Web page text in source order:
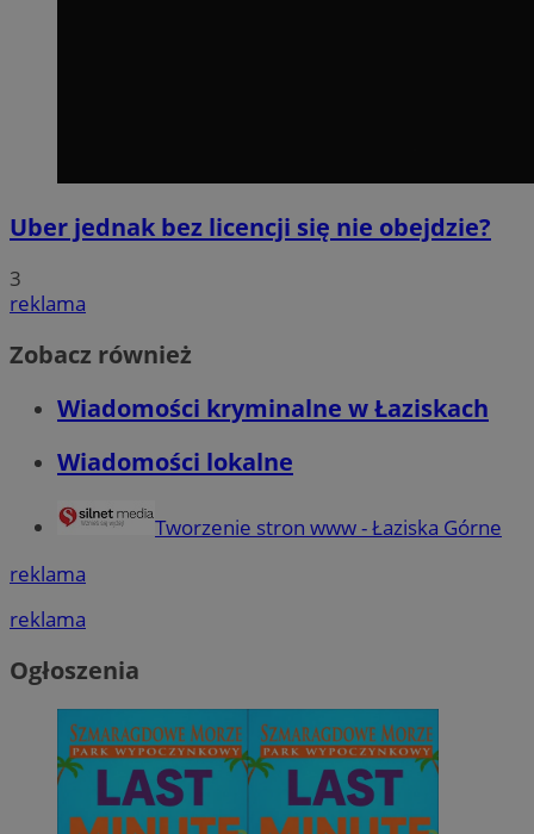
Uber jednak bez licencji się nie obejdzie?
3
reklama
Zobacz również
Wiadomości kryminalne w Łaziskach
Wiadomości lokalne
Tworzenie stron www - Łaziska Górne
reklama
reklama
Ogłoszenia